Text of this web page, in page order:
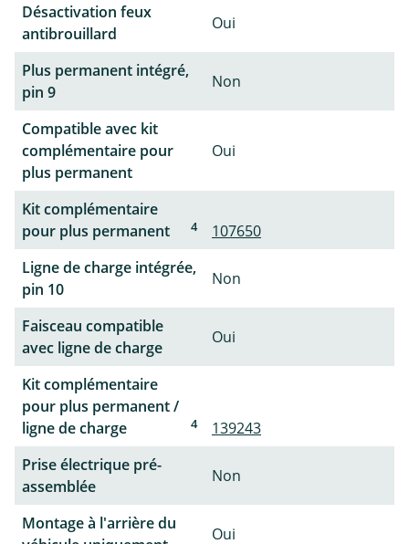
Désactivation feux
antibrouillard
Oui
Plus permanent intégré,
pin 9
Non
Compatible avec kit
complémentaire pour
plus permanent
Oui
Kit complémentaire
pour plus permanent
4
107650
Ligne de charge intégrée,
pin 10
Non
Faisceau compatible
avec ligne de charge
Oui
Kit complémentaire
pour plus permanent /
ligne de charge
4
139243
Prise électrique pré-
assemblée
Non
Montage à l'arrière du
Oui